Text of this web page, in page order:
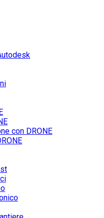
con DRONE